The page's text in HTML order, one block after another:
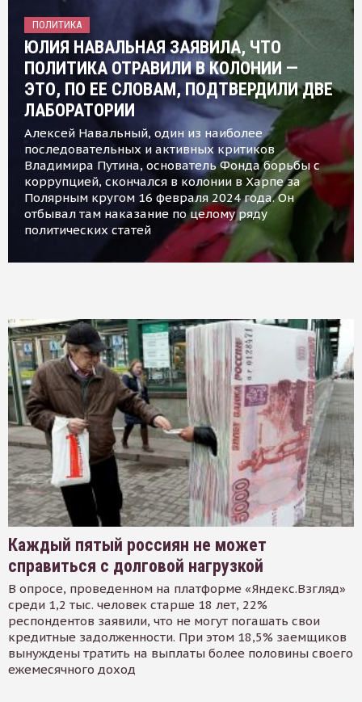
ПОЛИТИКА
ЮЛИЯ НАВАЛЬНАЯ ЗАЯВИЛА, ЧТО
ПОЛИТИКА ОТРАВИЛИ В КОЛОНИИ —
ЭТО, ПО ЕЕ СЛОВАМ, ПОДТВЕРДИЛИ ДВЕ
ЛАБОРАТОРИИ
Алексей Навальный, один из наиболее
последовательных и активных критиков
Владимира Путина, основатель Фонда борьбы с
коррупцией, скончался в колонии в Харпе за
Полярным кругом 16 февраля 2024 года. Он
отбывал там наказание по целому ряду
политических статей
Каждый пятый россиян не может
справиться с долговой нагрузкой
В опросе, проведенном на платформе «Яндекс.Взгляд»
среди 1,2 тыс. человек старше 18 лет, 22%
респондентов заявили, что не могут погашать свои
кредитные задолженности. При этом 18,5% заемщиков
вынуждены тратить на выплаты более половины своего
ежемесячного доход